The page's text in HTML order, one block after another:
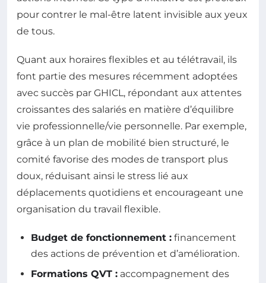
pour contrer le mal-être latent invisible aux yeux
de tous.
Quant aux horaires flexibles et au télétravail, ils
font partie des mesures récemment adoptées
avec succès par GHICL, répondant aux attentes
croissantes des salariés en matière d’équilibre
vie professionnelle/vie personnelle. Par exemple,
grâce à un plan de mobilité bien structuré, le
comité favorise des modes de transport plus
doux, réduisant ainsi le stress lié aux
déplacements quotidiens et encourageant une
organisation du travail flexible.
Budget de fonctionnement : financement
des actions de prévention et d’amélioration.
Formations QVT : accompagnement des